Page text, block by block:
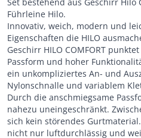
Führleine Hilo.
Innovativ, weich, modern und
Eigenschaften die HILO
Geschirr HILO COMFORT
Passform und hoher
ein unkompliziertes An- und
Nylonschnalle und variablem
Durch die anschmiegsame
nahezu uneingeschränkt.
sich kein störendes
nicht nur luftdurchlässig und